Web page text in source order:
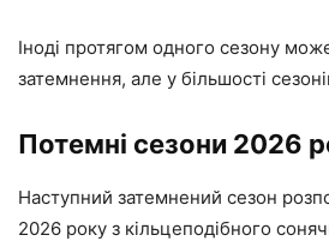
Іноді протягом одного сезону
затемнення, але у більшості
Потемні сезони 2026
Наступний затемнений сезон
2026 року з кільцеподібного